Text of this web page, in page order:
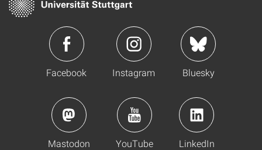
Facebook Instagram Bluesky
Mastodon YouTube LinkedIn